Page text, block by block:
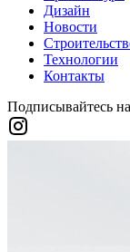
Дизайн
Новости
Технологии
Контакты
Подписывайтесь